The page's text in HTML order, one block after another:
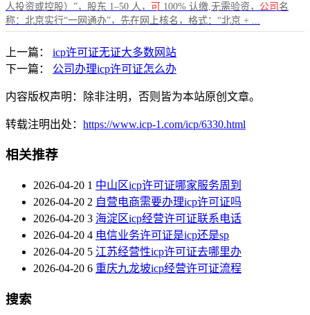
人投资或控股）”，股东 1–50 人， 可 100% 认缴,无需验资， 公司 名
称：北京实行“一网通办”，先在网上核名，格式：“北京 + ...
上一篇：
icp许可证无证大多数网站
下一篇：
公司办理icp许可证怎么办
内容版权声明：除非注明，否则皆为本站原创文章。
转载注明出处： https://www.icp-1.com/icp/6330.html
相关推荐
2026-04-20 1 中山区icp许可证哪家服务周到
2026-04-20 2 自营电商需要办理icp许可证吗
2026-04-20 3 海淀区icp经营许可证联系电话
2026-04-20 4 电信业务许可证是icp还是sp
2026-04-20 5 江苏经营性icp许可证去哪里办
2026-04-20 6 重庆九龙坡icp经营许可证流程
搜索